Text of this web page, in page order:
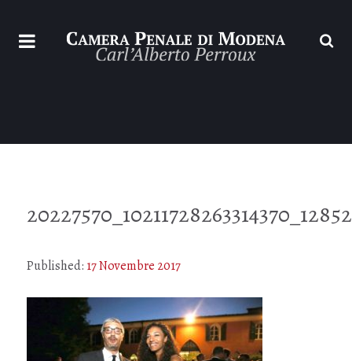
Published: 17 Novembre 2017